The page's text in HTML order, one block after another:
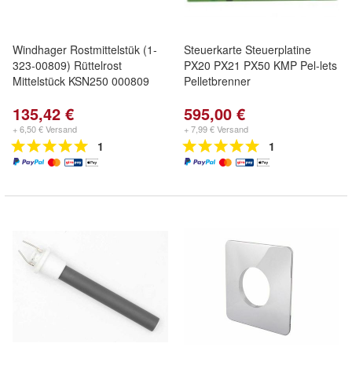
Windhager Rostmittelstük (1-
323-00809) Rüttelrost
Mittelstück KSN250 000809
135,42 €
+ 6,50 € Versand
1
Steuerkarte Steuerplatine
PX20 PX21 PX50 KMP Pel-lets
Pelletbrenner
595,00 €
+ 7,99 € Versand
1